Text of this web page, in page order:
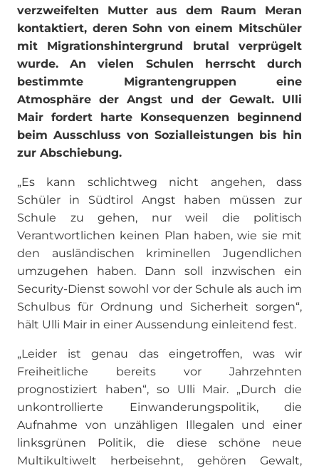
verzweifelten Mutter aus dem Raum Meran
kontaktiert, deren Sohn von einem Mitschüler
mit Migrationshintergrund brutal verprügelt
wurde. An vielen Schulen herrscht durch
bestimmte Migrantengruppen eine
Atmosphäre der Angst und der Gewalt. Ulli
Mair fordert harte Konsequenzen beginnend
beim Ausschluss von Sozialleistungen bis hin
zur Abschiebung.
„Es kann schlichtweg nicht angehen, dass
Schüler in Südtirol Angst haben müssen zur
Schule zu gehen, nur weil die politisch
Verantwortlichen keinen Plan haben, wie sie mit
den ausländischen kriminellen Jugendlichen
umzugehen haben. Dann soll inzwischen ein
Security-Dienst sowohl vor der Schule als auch im
Schulbus für Ordnung und Sicherheit sorgen“,
hält Ulli Mair in einer Aussendung einleitend fest.
„Leider ist genau das eingetroffen, was wir
Freiheitliche bereits vor Jahrzehnten
prognostiziert haben“, so Ulli Mair. „Durch die
unkontrollierte Einwanderungspolitik, die
Aufnahme von unzähligen Illegalen und einer
linksgrünen Politik, die diese schöne neue
Multikultiwelt herbeisehnt, gehören Gewalt,